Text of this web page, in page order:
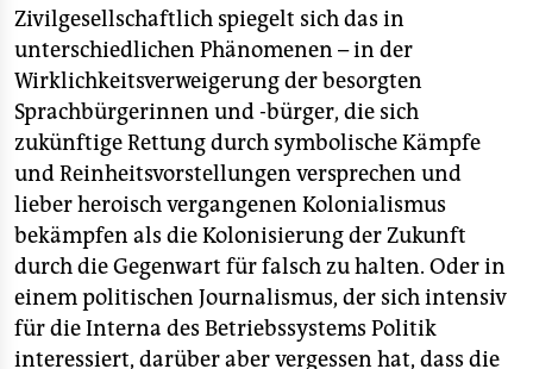
Zivilgesellschaftlich spiegelt sich das in
unterschiedlichen Phänomenen – in der
Wirklichkeitsverweigerung der besorgten
Sprachbürgerinnen und -bürger, die sich
zukünftige Rettung durch symbolische Kämpfe
und Reinheitsvorstellungen versprechen und
lieber heroisch vergangenen Kolonialismus
bekämpfen als die Kolonisierung der Zukunft
durch die Gegenwart für falsch zu halten. Oder in
einem politischen Journalismus, der sich intensiv
für die Interna des Betriebssystems Politik
interessiert, darüber aber vergessen hat, dass die